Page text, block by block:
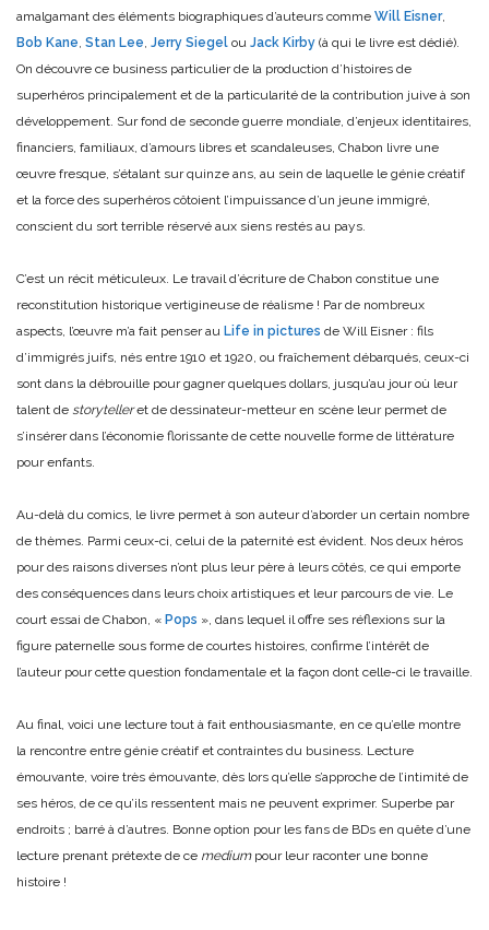
amalgamant des éléments biographiques d’auteurs comme Will Eisner,
Bob Kane, Stan Lee, Jerry Siegel ou Jack Kirby (à qui le livre est dédié).
On découvre ce business particulier de la production d’histoires de
superhéros principalement et de la particularité de la contribution juive à son
développement. Sur fond de seconde guerre mondiale, d’enjeux identitaires,
financiers, familiaux, d’amours libres et scandaleuses, Chabon livre une
œuvre fresque, s’étalant sur quinze ans, au sein de laquelle le génie créatif
et la force des superhéros côtoient l’impuissance d’un jeune immigré,
conscient du sort terrible réservé aux siens restés au pays.
C’est un récit méticuleux. Le travail d’écriture de Chabon constitue une
reconstitution historique vertigineuse de réalisme ! Par de nombreux
aspects, l’œuvre m’a fait penser au Life in pictures de Will Eisner : fils
d’immigrés juifs, nés entre 1910 et 1920, ou fraîchement débarqués, ceux-ci
sont dans la débrouille pour gagner quelques dollars, jusqu’au jour où leur
talent de storytelleret de dessinateur-metteur en scène leur permet de
s’insérer dans l’économie florissante de cette nouvelle forme de littérature
pour enfants.
Au-delà du comics, le livre permet à son auteur d’aborder un certain nombre
de thèmes. Parmi ceux-ci, celui de la paternité est évident. Nos deux héros
pour des raisons diverses n’ont plus leur père à leurs côtés, ce qui emporte
des conséquences dans leurs choix artistiques et leur parcours de vie. Le
court essai de Chabon, « Pops », dans lequel il offre ses réflexions sur la
figure paternelle sous forme de courtes histoires, confirme l’intérêt de
l’auteur pour cette question fondamentale et la façon dont celle-ci le travaille.
Au final, voici une lecture tout à fait enthousiasmante, en ce qu’elle montre
la rencontre entre génie créatif et contraintes du business. Lecture
émouvante, voire très émouvante, dès lors qu’elle s’approche de l’intimité de
ses héros, de ce qu’ils ressentent mais ne peuvent exprimer. Superbe par
endroits ; barré à d’autres. Bonne option pour les fans de BDs en quête d’une
lecture prenant prétexte de ce medium pour leur raconter une bonne
histoire !